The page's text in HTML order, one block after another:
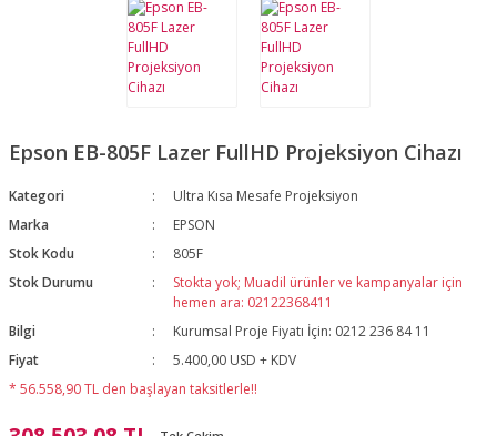
Epson EB-805F Lazer FullHD Projeksiyon Cihazı
Kategori
Ultra Kısa Mesafe Projeksiyon
Marka
EPSON
Stok Kodu
805F
Stok Durumu
Stokta yok; Muadil ürünler ve kampanyalar için
hemen ara: 02122368411
Bilgi
Kurumsal Proje Fiyatı İçin: 0212 236 84 11
Fiyat
5.400,00 USD + KDV
* 56.558,90 TL den başlayan taksitlerle!!